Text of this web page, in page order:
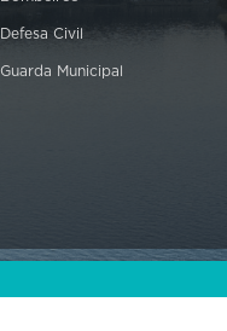
Defesa Civil
Guarda Municipal